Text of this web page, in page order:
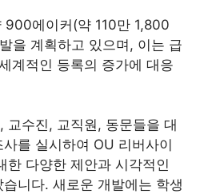
900에이커(약 110만 1,800
을 계획하고 있으며, 이는 급
계적인 등록의 증가에 대응
교수진, 교직원, 동문들을 대
를 실시하여 OU 리버사이
한 다양한 제안과 시각적인
니다. 새로운 개발에는 학생